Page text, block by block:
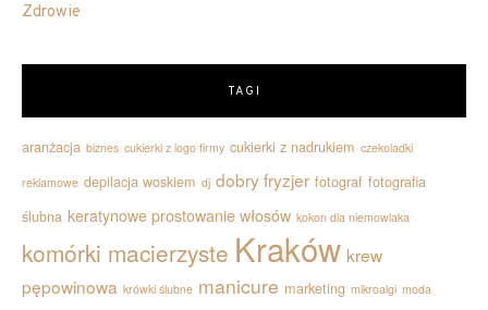
Zdrowie
TAGI
aranżacja biznes cukierki z logo firmy cukierki z nadrukiem czekoladki
reklamowe depilacja woskiem dj dobry fryzjer fotograf fotografia
ślubna keratynowe prostowanie włosów kokon dla niemowlaka
komórki macierzyste Kraków krew
pępowinowa krówki ślubne manicure marketing mikroalgi moda